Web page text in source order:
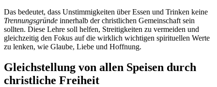
Das bedeutet, dass Unstimmigkeiten über Essen und Trinken keine
Trennungsgründe innerhalb der christlichen Gemeinschaft sein
sollten. Diese Lehre soll helfen, Streitigkeiten zu vermeiden und
gleichzeitig den Fokus auf die wirklich wichtigen spirituellen Werte
zu lenken, wie Glaube, Liebe und Hoffnung.
Gleichstellung von allen Speisen durch
christliche Freiheit